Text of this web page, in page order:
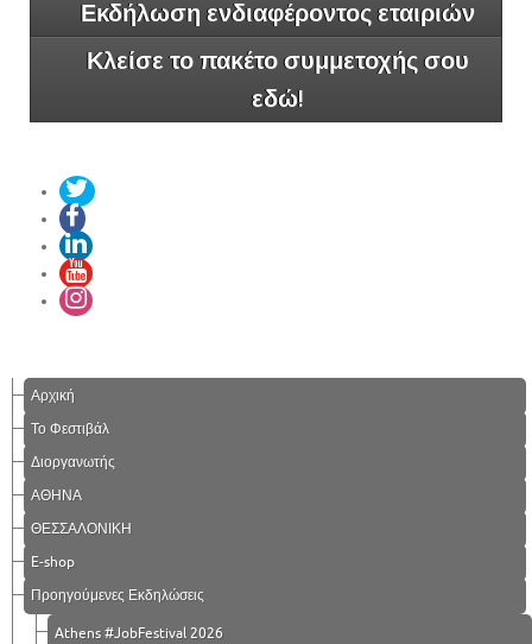
Εκδήλωση ενδιαφέροντος εταιριών
Κλείσε το πακέτο συμμετοχής σου
εδώ!
Αρχική
Το Φεστιβάλ
Διοργανωτής
ΑΘΗΝΑ
ΘΕΣΣΑΛΟΝΙΚΗ
E-shop
Προηγούμενες Εκδηλώσεις
Athens #JobFestival 2026